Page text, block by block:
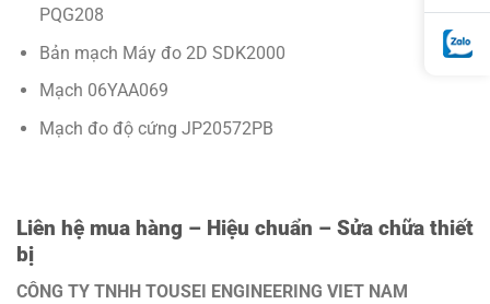
PQG208
Bản mạch Máy đo 2D SDK2000
Mạch 06YAA069
Mạch đo độ cứng JP20572PB
Liên hệ mua hàng – Hiệu chuẩn – Sửa chữa thiết
bị
CÔNG TY TNHH TOUSEI ENGINEERING VIET NAM